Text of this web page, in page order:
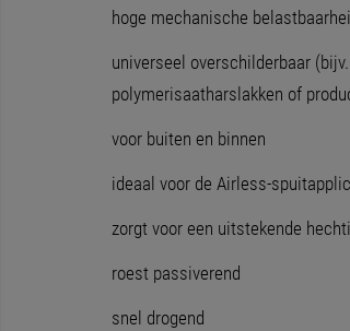
hoge mechanische
universeel overschilderbaar
polymerisaatharslakken of
voor buiten en binnen
ideaal voor de Airless-
zorgt voor een uitstekende
roest passiverend
snel drogend